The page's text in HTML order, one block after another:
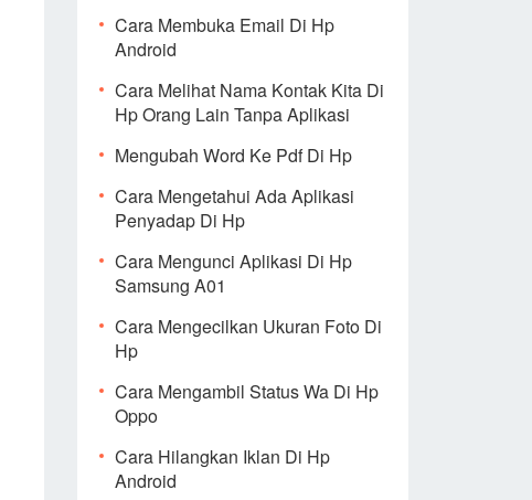
Cara Membuka Email Di Hp
Android
Cara Melihat Nama Kontak Kita Di
Hp Orang Lain Tanpa Aplikasi
Mengubah Word Ke Pdf Di Hp
Cara Mengetahui Ada Aplikasi
Penyadap Di Hp
Cara Mengunci Aplikasi Di Hp
Samsung A01
Cara Mengecilkan Ukuran Foto Di
Hp
Cara Mengambil Status Wa Di Hp
Oppo
Cara Hilangkan Iklan Di Hp
Android